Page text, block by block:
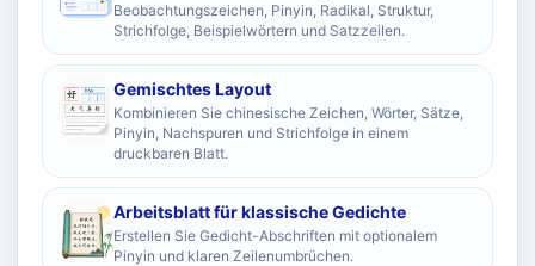
Beobachtungszeichen, Pinyin, Radikal, Struktur,
Strichfolge, Beispielwörtern und Satzzeilen.
Gemischtes Layout
Kombinieren Sie chinesische Zeichen, Wörter, Sätze,
Pinyin, Nachspuren und Strichfolge in einem
druckbaren Blatt.
Arbeitsblatt für klassische Gedichte
Erstellen Sie Gedicht-Abschriften mit optionalem
Pinyin und klaren Zeilenumbrüchen.